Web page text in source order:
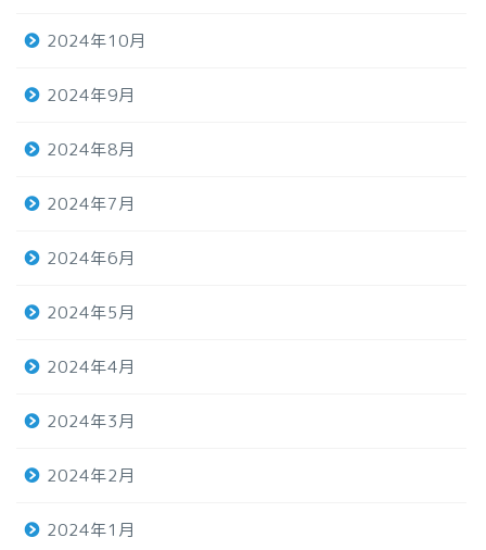
2024年10月
2024年9月
2024年8月
2024年7月
2024年6月
2024年5月
2024年4月
2024年3月
2024年2月
2024年1月